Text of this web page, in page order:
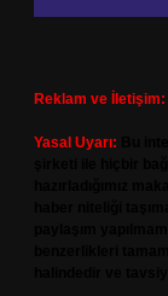
Reklam ve İletişim:
Yasal Uyarı: